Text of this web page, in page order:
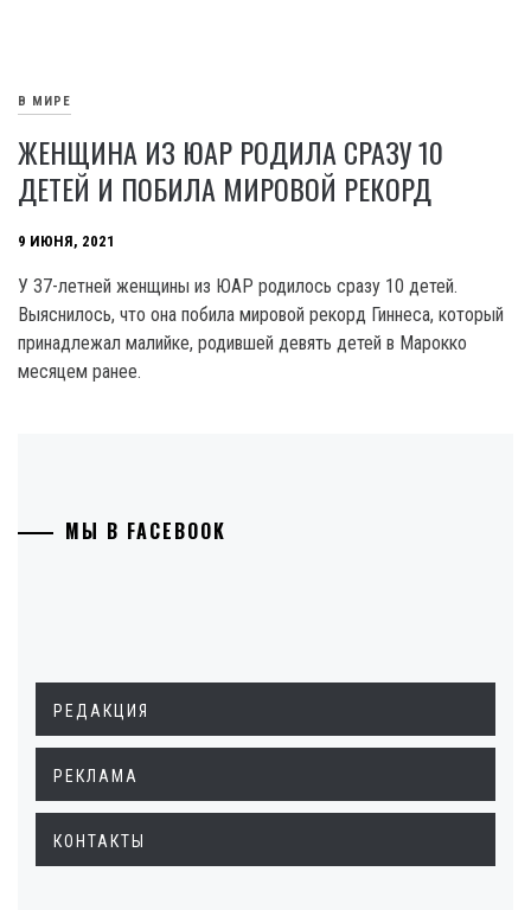
В МИРЕ
ЖЕНЩИНА ИЗ ЮАР РОДИЛА СРАЗУ 10
ДЕТЕЙ И ПОБИЛА МИРОВОЙ РЕКОРД
9 ИЮНЯ, 2021
У 37-летней женщины из ЮАР родилось сразу 10 детей.
Выяснилось, что она побила мировой рекорд Гиннеса, который
принадлежал малийке, родившей девять детей в Марокко
месяцем ранее.
МЫ В FACEBOOK
РЕДАКЦИЯ
РЕКЛАМА
КОНТАКТЫ